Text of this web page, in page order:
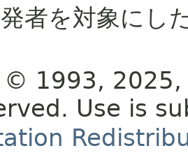
者を対象にし
© 1993,
Use is